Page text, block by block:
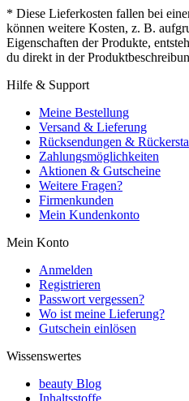
* Diese Lieferkosten fallen bei
können weitere Kosten, z. B.
Eigenschaften der Produkte,
du direkt in der
Hilfe & Support
Meine Bestellung
Versand & Lieferung
Rücksendungen &
Zahlungsmöglichkeiten
Aktionen & Gutscheine
Weitere Fragen?
Firmenkunden
Mein Kundenkonto
Mein Konto
Anmelden
Registrieren
Passwort vergessen?
Wo ist meine Lieferung?
Gutschein einlösen
Wissenswertes
beauty Blog